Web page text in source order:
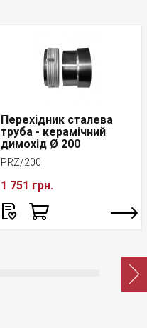
Перехідник сталева
труба - керамічний
димохід Ø 200
PRZ/200
1 751 грн.